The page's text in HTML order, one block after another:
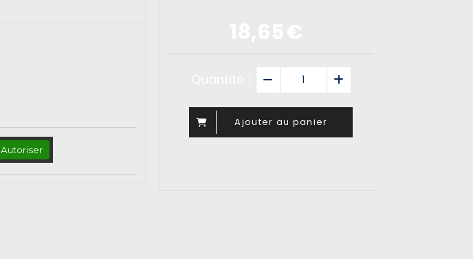
Ajouter au panier
Autoriser